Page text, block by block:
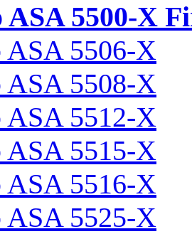
ASA 5500-X
ASA 5506-X
ASA 5508-X
ASA 5512-X
ASA 5515-X
ASA 5516-X
ASA 5525-X